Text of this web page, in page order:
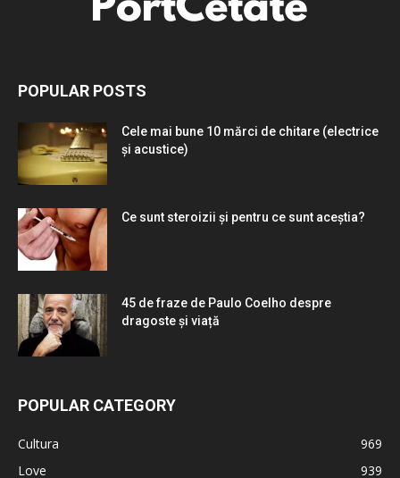
POPULAR POSTS
Cele mai bune 10 mărci de chitare (electrice
și acustice)
Ce sunt steroizii și pentru ce sunt aceștia?
45 de fraze de Paulo Coelho despre
dragoste și viață
POPULAR CATEGORY
Cultura
969
Love
939